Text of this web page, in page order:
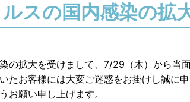
スの国内感染の拡
の拡大を受けまして、7/29（木）から当
たお客様には大変ご迷惑をお掛けし誠に申
お願い申し上げます。